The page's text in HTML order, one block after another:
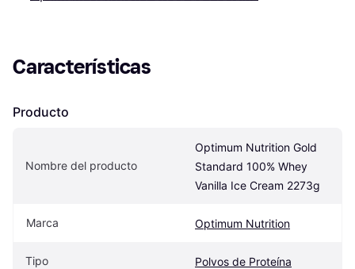
Características
Producto
Nombre del producto
Optimum Nutrition Gold
Standard 100% Whey
Vanilla Ice Cream 2273g
Marca Optimum Nutrition
Tipo Polvos de Proteína